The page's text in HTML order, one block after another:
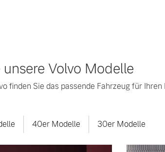
Volvo Modelle
finden Sie das passende Fahrzeug für Ihren
40er Modelle 30er Modelle